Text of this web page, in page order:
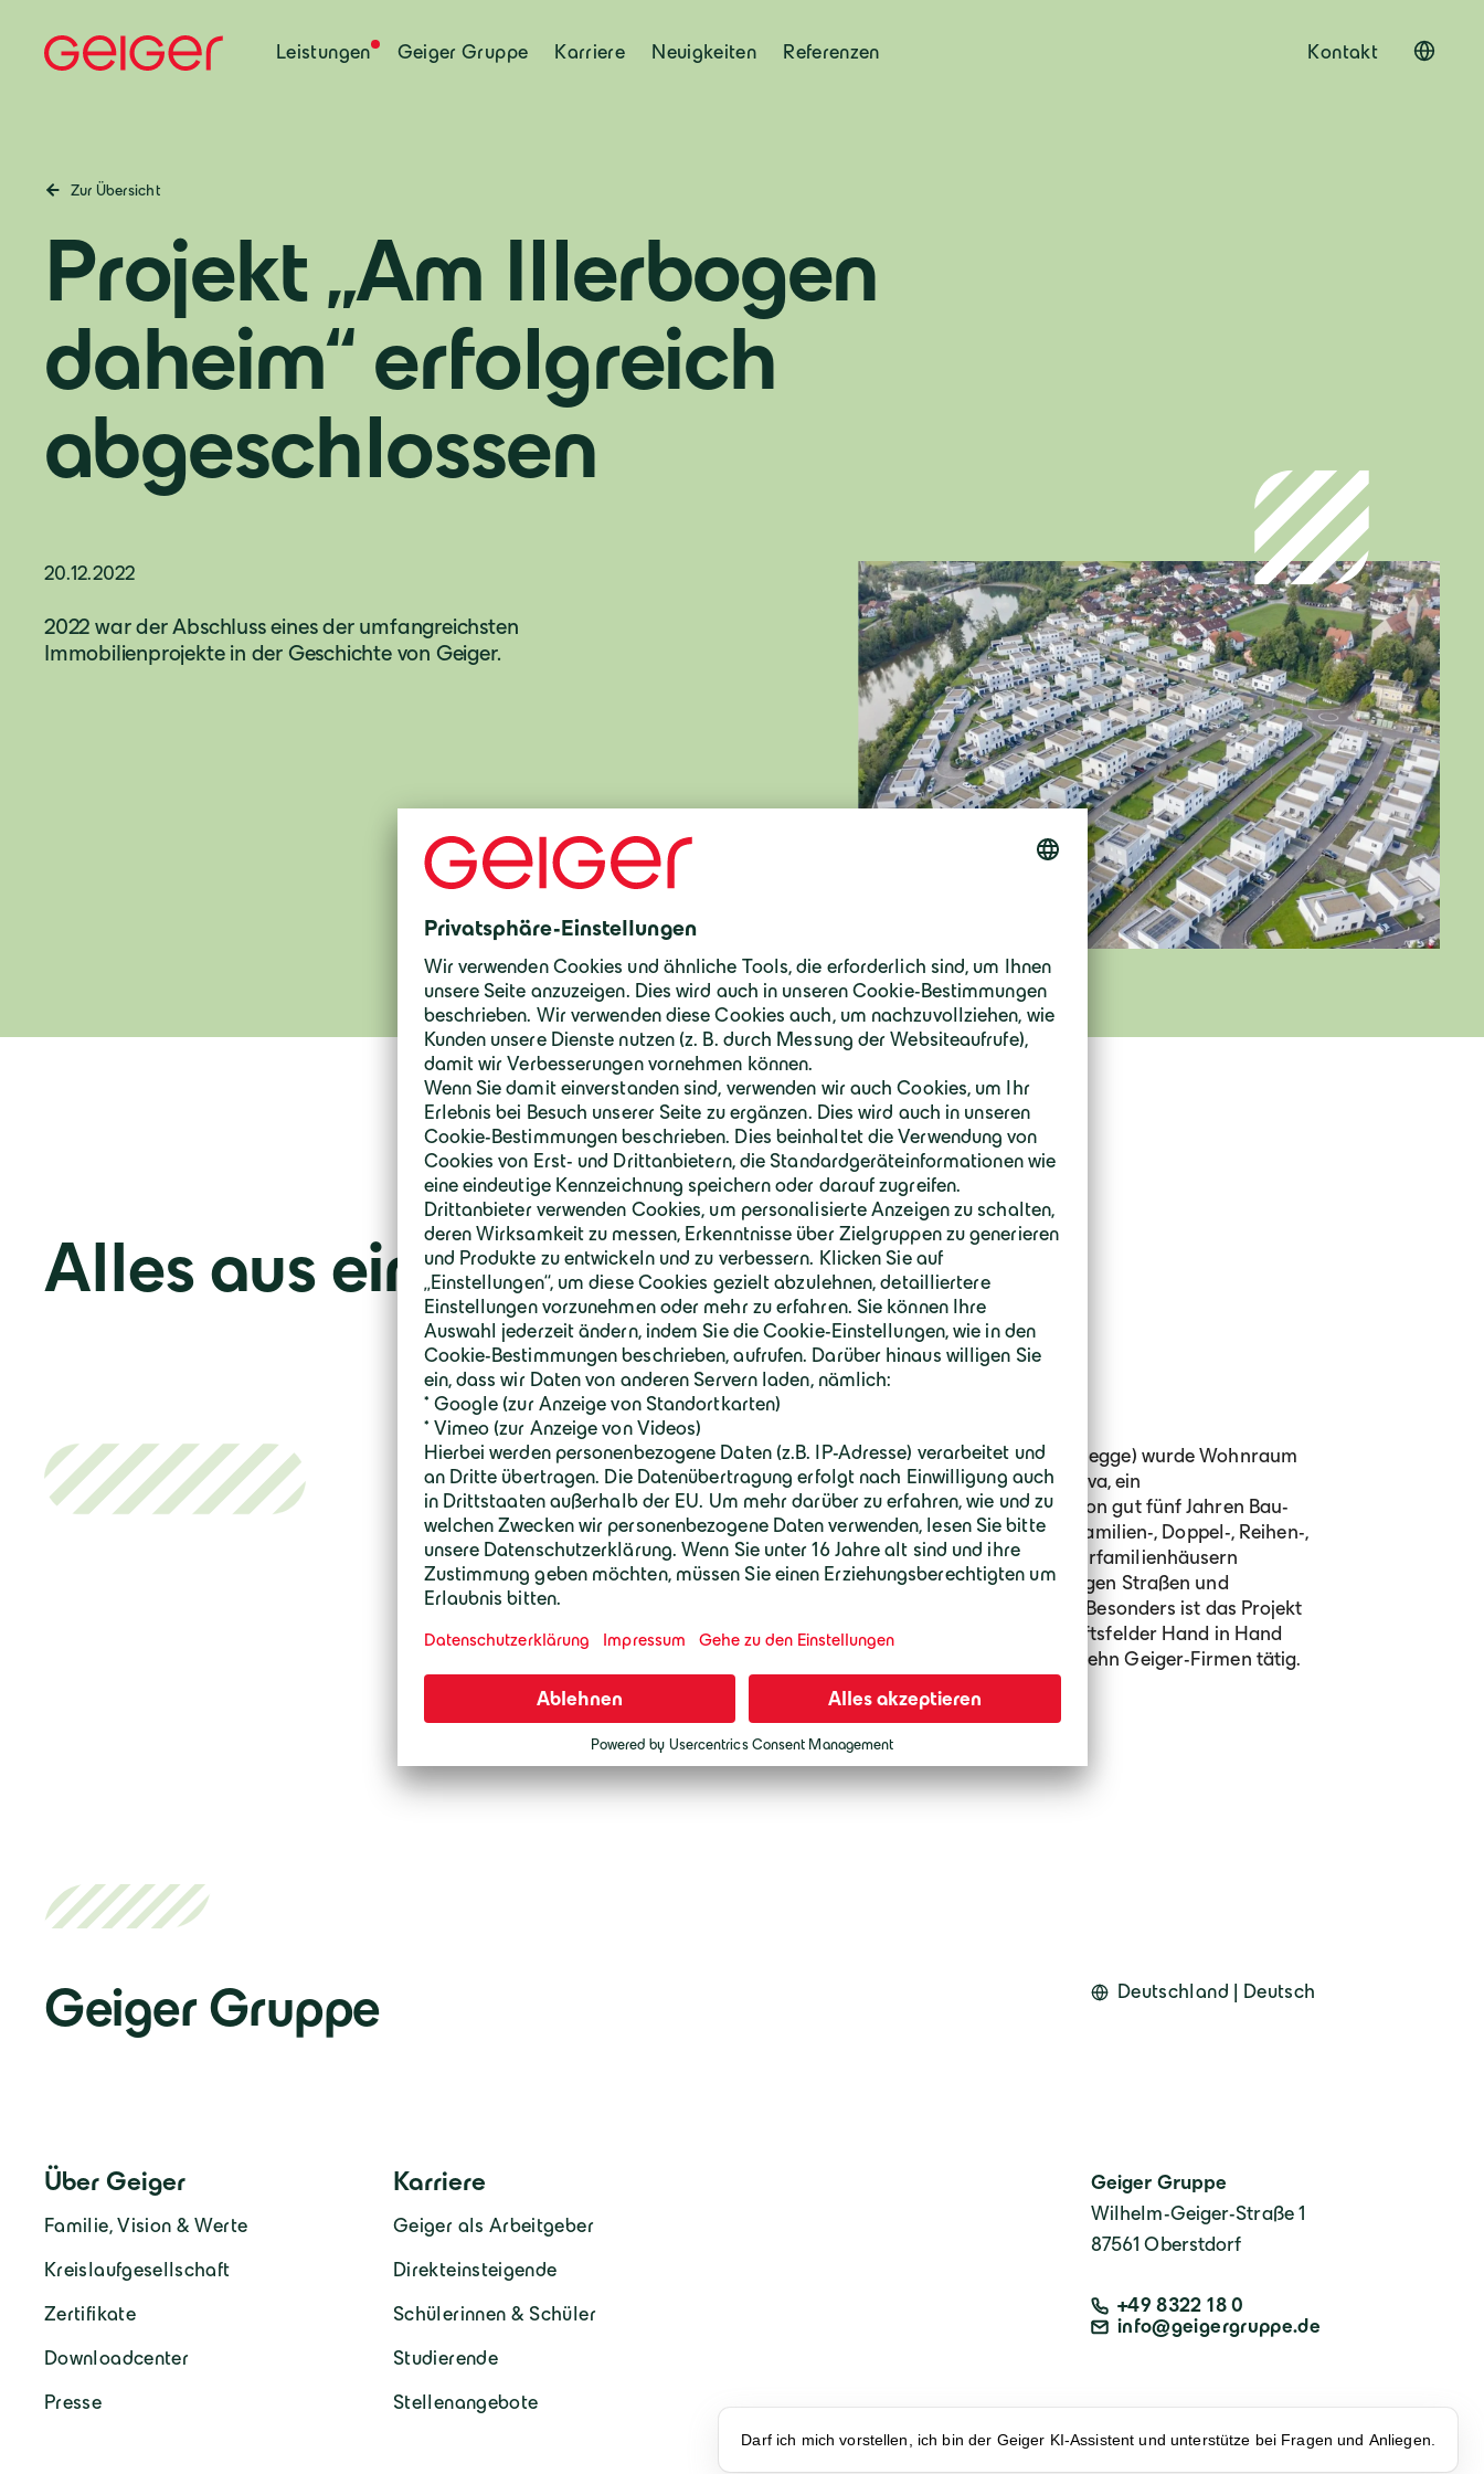
Leistungen Geiger Gruppe Karriere Neuigkeiten Referenzen Kontakt
Zur Übersicht
Projekt „Am Illerbogen
daheim“ erfolgreich
abgeschlossen
20.12.2022
2022 war der Abschluss eines der umfangreichsten
Immobilienprojekte in der Geschichte von Geiger.
Alles aus einer Hand
Beim Projekt „Am Illerbogen daheim“ (Waltenhofen-Hegge) wurde Wohnraum
für rund 500 Personen erstellt. Bauträger ist die BiNova, ein
Tochterunternehmen der Geiger Gruppe. Innerhalb von gut fünf Jahren Bau-
und über sieben Jahren Entwicklungszeit sind 115 Einfamilien-, Doppel-, Reihen-,
und Kettenhäuser sowie 60 Wohnungen in sechs Mehrfamilienhäusern
entstanden. In diesem Jahr wurden auch die zugehörigen Straßen und
öffentlichen Stellplätze an die Gemeinde übergeben. Besonders ist das Projekt
auch deswegen, weil dabei zahlreiche Geiger Geschäftsfelder Hand in Hand
zusammengearbeitet haben – insgesamt waren hier zehn Geiger-Firmen tätig.
Deutschland | Deutsch
Geiger Gruppe
Über Geiger
Familie, Vision & Werte
Kreislaufgesellschaft
Zertifikate
Downloadcenter
Presse
Karriere
Geiger als Arbeitgeber
Direkteinsteigende
Schülerinnen & Schüler
Studierende
Stellenangebote
Geiger Gruppe
Wilhelm-Geiger-Straße 1
87561 Oberstdorf
+49 8322 18 0
info@geigergruppe.de
Darf ich mich vorstellen, ich bin der Geiger KI-Assistent und unterstütze bei Fragen und Anliegen.